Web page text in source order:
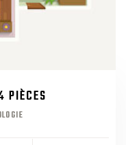
PIÈCES